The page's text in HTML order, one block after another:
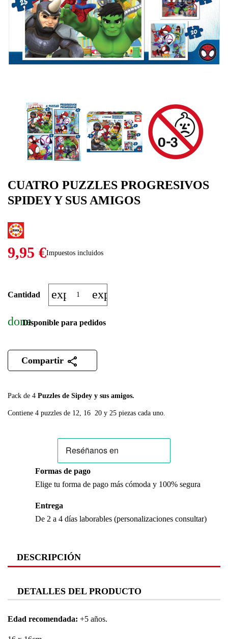
CUATRO PUZZLES PROGRESIVOS
SPIDEY Y SUS AMIGOS
9,95 €Impuestos incluidos
Pack de 4 Puzzles de Sipdey y sus amigos.
Contiene 4 puzzles de 12, 16 20 y 25 piezas cada uno.
Cantidad expand_moreexpand_less
doneDisponible para pedidos
Compartir
Formas de pago
Elige tu forma de pago más cómoda y 100% segura
Entrega
De 2 a 4 días laborables (personalizaciones consultar)
DESCRIPCIÓN
DETALLES DEL PRODUCTO
Edad recomendada: +5 años.